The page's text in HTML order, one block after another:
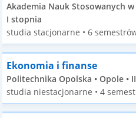
Akademia Nauk Stosowanych w
I stopnia
studia stacjonarne • 6
Ekonomia i finanse
Politechnika Opolska • Opole •
studia niestacjonarne • 4